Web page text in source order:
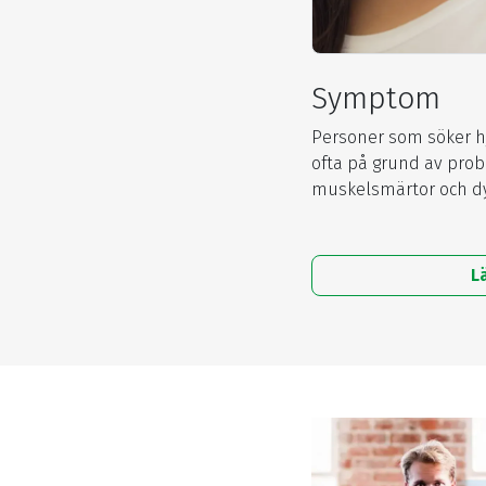
Symptom
Personer som söker
ofta på grund av
muskelsmärtor och